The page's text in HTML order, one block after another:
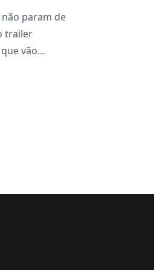
não param de
trailer
vão
palco